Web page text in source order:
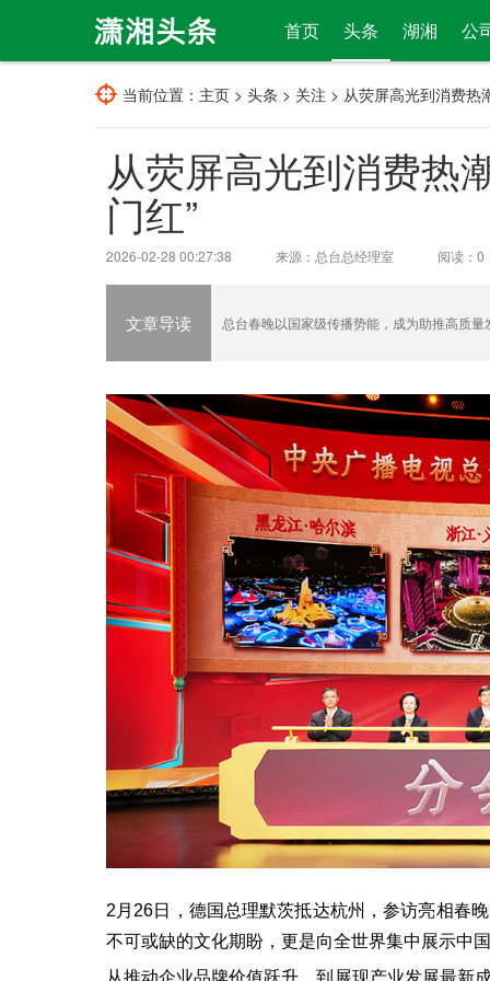
首页 头条 湖湘 公
当前位置： 主页 > 头条 > 关注 > 从荧屏高光到消费热
从荧屏高光到消费热
门红”
2026-02-28 00:27:38 来源：总台总经理室 阅读： 0
文章导读 总台春晚以国家级传播势能，成为助推高质量
2月26日，德国总理默茨抵达杭州，参访亮相春
不可或缺的文化期盼，更是向全世界集中展示中
从推动企业品牌价值跃升，到展现产业发展最新